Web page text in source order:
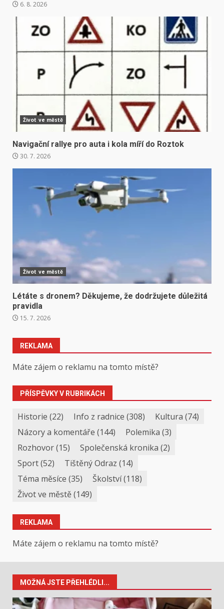
6. 8. 2026
Život ve městě
Navigační rallye pro auta i kola míří do Roztok
30. 7. 2026
Život ve městě
Létáte s dronem? Děkujeme, že dodržujete důležitá
pravidla
15. 7. 2026
REKLAMA
Máte zájem o reklamu na tomto místě?
PŘÍSPĚVKY V RUBRIKÁCH
Historie (22) Info z radnice (308) Kultura (74)
Názory a komentáře (144) Polemika (3)
Rozhovor(15) Společenská kronika (2)
Sport(52) Tištěný Odraz (14)
Téma měsíce (35) Školství(118)
Život ve městě(149)
REKLAMA
Máte zájem o reklamu na tomto místě?
MOŽNÁ JSTE PŘEHLÉDLI...